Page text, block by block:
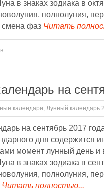
в знаках зодиака в
полнолуния,
смена фаз Читать
на
календари, Лунный календарь
на сентябрь 2017
дня содержится
момент лунный день и
в знаках зодиака в
полнолуния,
Читать полностью...